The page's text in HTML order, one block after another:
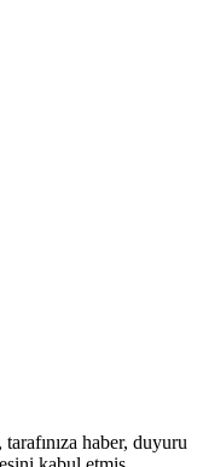
haber, duyuru